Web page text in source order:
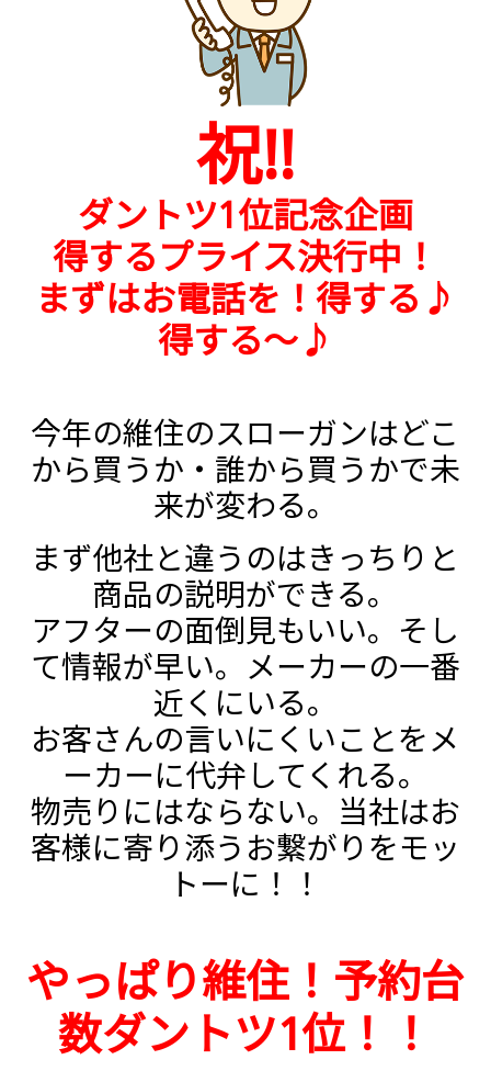
祝!!
ダントツ1位記念企画
得するプライス決行中！
まずはお電話を！得する♪
得する～♪
今年の維住のスローガンはどこ
から買うか・誰から買うかで未
来が変わる。
まず他社と違うのはきっちりと
商品の説明ができる。
アフターの面倒見もいい。そし
て情報が早い。メーカーの一番
近くにいる。
お客さんの言いにくいことをメ
ーカーに代弁してくれる。
物売りにはならない。当社はお
客様に寄り添うお繋がりをモッ
トーに！！
やっぱり維住！予約台
数ダントツ1位！！